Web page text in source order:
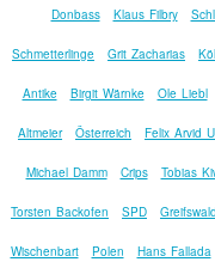
Donbass Klaus Filbry
Schmetterlinge Grit Zacharias
Antike Birgit Wärnke Ole Liebl
Altmeier Österreich Felix Arvid
Michael Damm Crips Tobias
Torsten Backofen SPD Greifswald
Wischenbart Polen Hans Fallada